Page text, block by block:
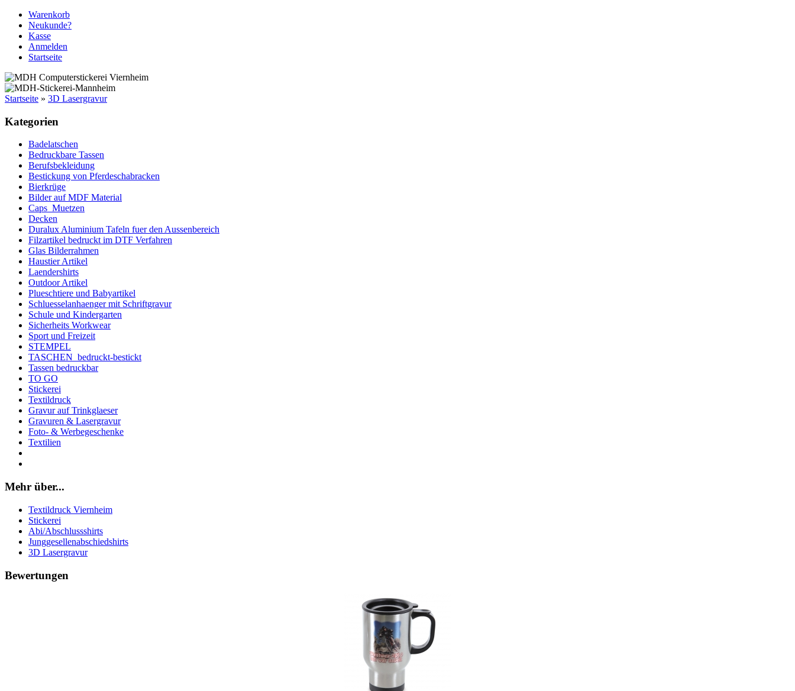
Warenkorb
Neukunde?
Kasse
Anmelden
Startseite
Startseite » 3D Lasergravur
Kategorien
Badelatschen
Bedruckbare Tassen
Berufsbekleidung
Bestickung von Pferdeschabracken
Bierkrüge
Bilder auf MDF Material
Caps_Muetzen
Decken
Duralux Aluminium Tafeln fuer den Aussenbereich
Filzartikel bedruckt im DTF Verfahren
Glas Bilderrahmen
Haustier Artikel
Laendershirts
Outdoor Artikel
Plueschtiere und Babyartikel
Schluesselanhaenger mit Schriftgravur
Schule und Kindergarten
Sicherheits Workwear
Sport und Freizeit
STEMPEL
TASCHEN_bedruckt-bestickt
Tassen bedruckbar
TO GO
Stickerei
Textildruck
Gravur auf Trinkglaeser
Gravuren & Lasergravur
Foto- & Werbegeschenke
Textilien
Mehr über...
Textildruck Viernheim
Stickerei
Abi/Abschlussshirts
Junggesellenabschiedshirts
3D Lasergravur
Bewertungen